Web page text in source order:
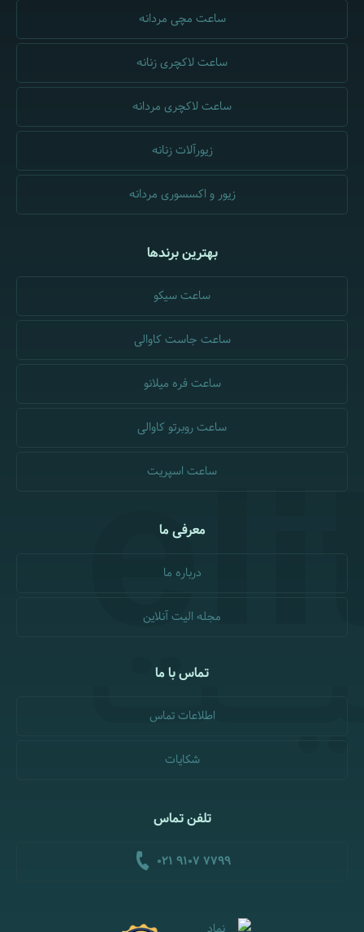
ساعت مچی مردانه
ساعت لاکچری زنانه
ساعت لاکچری مردانه
زیورآلات زنانه
زیور و اکسسوری مردانه
بهترین برندها
ساعت سیکو
ساعت جاست کاوالی
ساعت فره میلانو
ساعت روبرتو کاوالی
ساعت اسپریت
معرفی ما
درباره ما
مجله الیت آنلاین
تماس با ما
اطلاعات تماس
شکایات
تلفن تماس
021 9107 7799